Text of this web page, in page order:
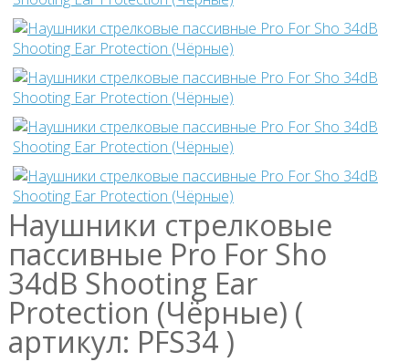
Наушники стрелковые
пассивные Pro For Sho
34dB Shooting Ear
Protection (Чёрные) (
артикул: PFS34 )